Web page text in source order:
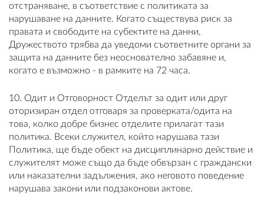
отстраняване, в съответствие с политиката за
нарушаване на данните. Когато съществува риск за
правата и свободите на субектите на данни,
Дружеството трябва да уведоми съответните органи за
защита на данните без неоснователно забавяне и,
когато е възможно - в рамките на 72 часа.
10. Одит и Отговорност Отделът за одит или друг
оторизиран отдел отговаря за проверката/одита на
това, колко добре бизнес отделите прилагат тази
политика. Всеки служител, който нарушава тази
Политика, ще бъде обект на дисциплинарно действие и
служителят може също да бъде обвързан с граждански
или наказателни задължения, ако неговото поведение
нарушава закони или подзаконови актове.